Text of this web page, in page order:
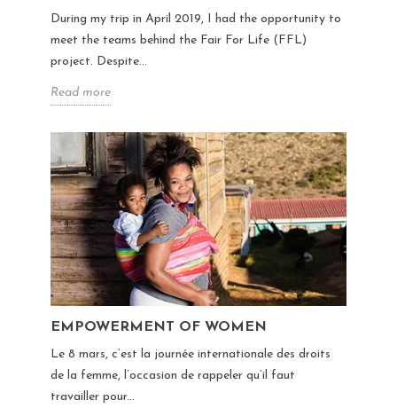
During my trip in April 2019, I had the opportunity to
meet the teams behind the Fair For Life (FFL)
project. Despite...
Read more
EMPOWERMENT OF WOMEN
Le 8 mars, c’est la journée internationale des droits
de la femme, l’occasion de rappeler qu’il faut
travailler pour...